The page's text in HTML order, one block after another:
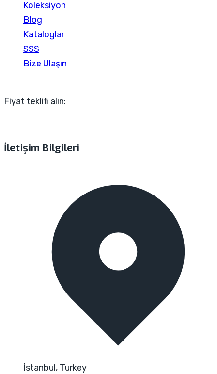
Koleksiyon
Blog
Kataloglar
SSS
Bize Ulaşın
Fiyat teklifi alın:
İletişim Bilgileri
İstanbul, Turkey